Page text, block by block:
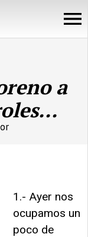
a
1.- Ayer nos
ocupamos un
poco de